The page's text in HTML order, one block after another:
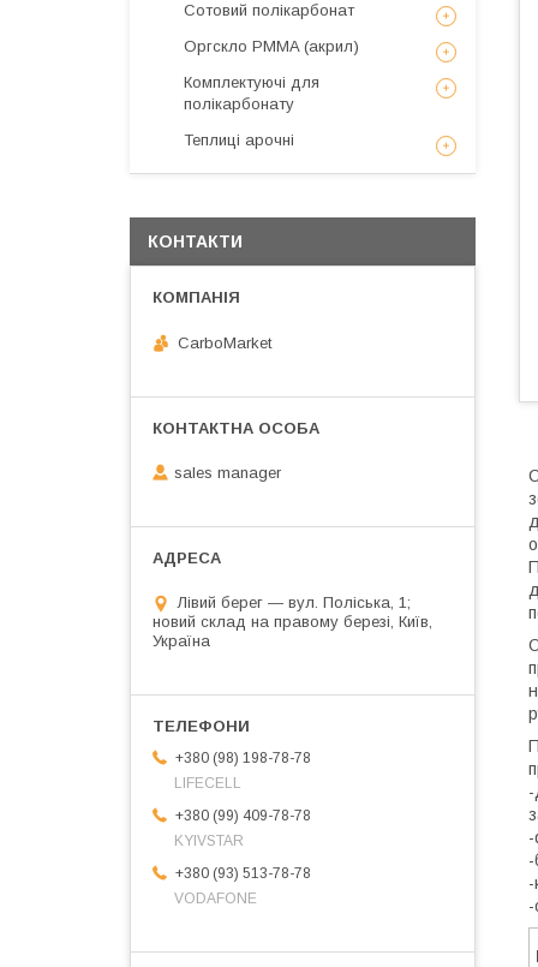
-
-
-
-
-
Сотовий полікарбонат
Оргскло PMMA (акрил)
Комплектуючі для
полікарбонату
Теплиці арочні
КОНТАКТИ
CarboMarket
sales manager
Лівий берег — вул. Поліська, 1;
новий склад на правому березі, Київ,
Україна
+380 (98) 198-78-78
LIFECELL
+380 (99) 409-78-78
KYIVSTAR
+380 (93) 513-78-78
VODAFONE